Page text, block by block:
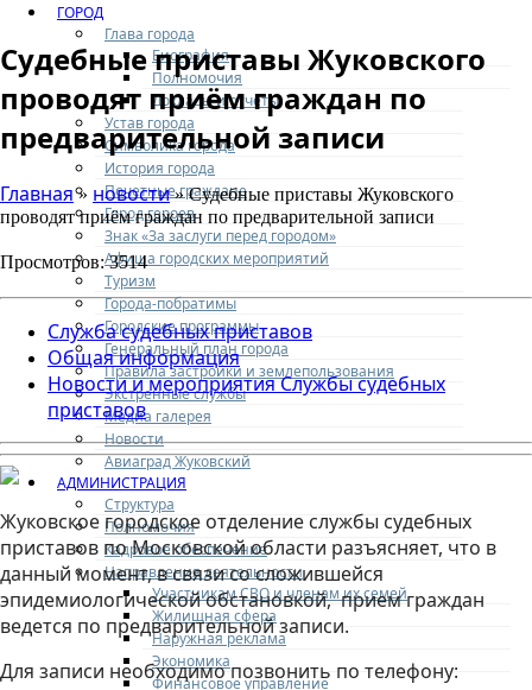
ГОРОД
Глава города
Биография
Полномочия
Доклады и отчеты
Устав города
Символика города
История города
Почетные граждане
Город героев
Знак «За заслуги перед городом»
Афиша городских мероприятий
Туризм
Города-побратимы
Городские программы
Генеральный план города
Правила застройки и землепользования
Экстренные службы
Медиа галерея
Новости
Авиаград Жуковский
АДМИНИСТРАЦИЯ
Структура
Полномочия
Кадровое обеспечение
Направления деятельности
Участникам СВО и членам их семей
Жилищная сфера
Наружная реклама
Экономика
Финансовое управление
Судебные приставы Жуковского
проводят приём граждан по
предварительной записи
Главная» новости» Судебные приставы Жуковского
проводят приём граждан по предварительной записи
Просмотров: 3514
Служба судебных приставов
Общая информация
Новости и мероприятия Службы судебных
приставов
Жуковское городское отделение службы судебных
приставов по Московской области разъясняет, что в
данный момент, в связи со сложившейся
эпидемиологической обстановкой, прием граждан
ведется по предварительной записи.
Для записи необходимо позвонить по телефону: